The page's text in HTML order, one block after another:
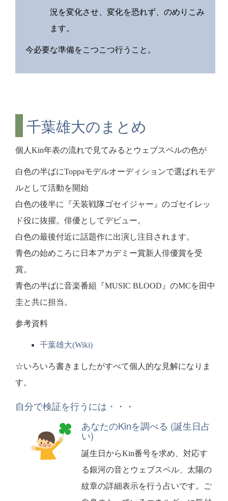
況を変化させ、変化を恐れず、のめりこみ
ます。
今必要な準備をこつこつ行うこと。
千葉雄大のまとめ
個人Kin年表の流れで見てみるとウェブスペルの色が
白色の半ばにToppaモデルオーディションで選ばれモデ
ルとして活動を開始
白色の後半に『天装戦隊ゴセイジャー』のゴセイレッ
ド役に抜擢。俳優としてデビュー。
白色の最後付近に話題作に出演し注目されます。
青色の始めころに日本アカデミー賞新人俳優賞を受
賞。
青色の半ばに音楽番組『MUSIC BLOOD』のMCを田中
圭と共に担当。
参考資料
千葉雄大(Wiki)
☆いろいろ書きましたがすべて個人的な見解になりま
す。
自分で検証を行うには・・・
あなたのKinを調べる (誕生日占
い)
誕生日からKin番号を求め、対応す
る銀河の音とウェブスペル、太陽の
紋章の詳細表示を行う占いです。ご